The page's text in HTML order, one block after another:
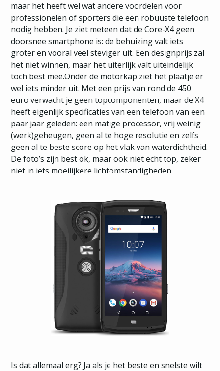
maar het heeft wel wat andere voordelen voor
professionelen of sporters die een robuuste telefoon
nodig hebben. Je ziet meteen dat de Core-X4 geen
doorsnee smartphone is: de behuizing valt iets
groter en vooral veel steviger uit. Een designprijs zal
het niet winnen, maar het uiterlijk valt uiteindelijk
toch best mee.Onder de motorkap ziet het plaatje er
wel iets minder uit. Met een prijs van rond de 450
euro verwacht je geen topcomponenten, maar de X4
heeft eigenlijk specificaties van een telefoon van een
paar jaar geleden: een matige processor, vrij weinig
(werk)geheugen, geen al te hoge resolutie en zelfs
geen al te beste score op het vlak van waterdichtheid.
De foto’s zijn best ok, maar ook niet echt top, zeker
niet in iets moeilijkere lichtomstandigheden.
Is dat allemaal erg? Ja als je het beste en snelste wilt